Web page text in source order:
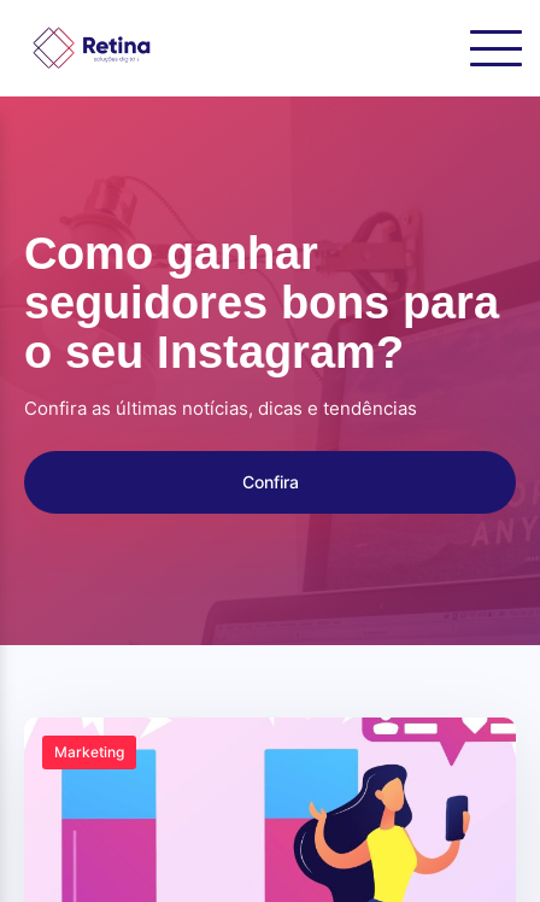
Como ganhar
seguidores bons para
o seu Instagram?
Confira as últimas notícias, dicas e tendências
Confira
Marketing